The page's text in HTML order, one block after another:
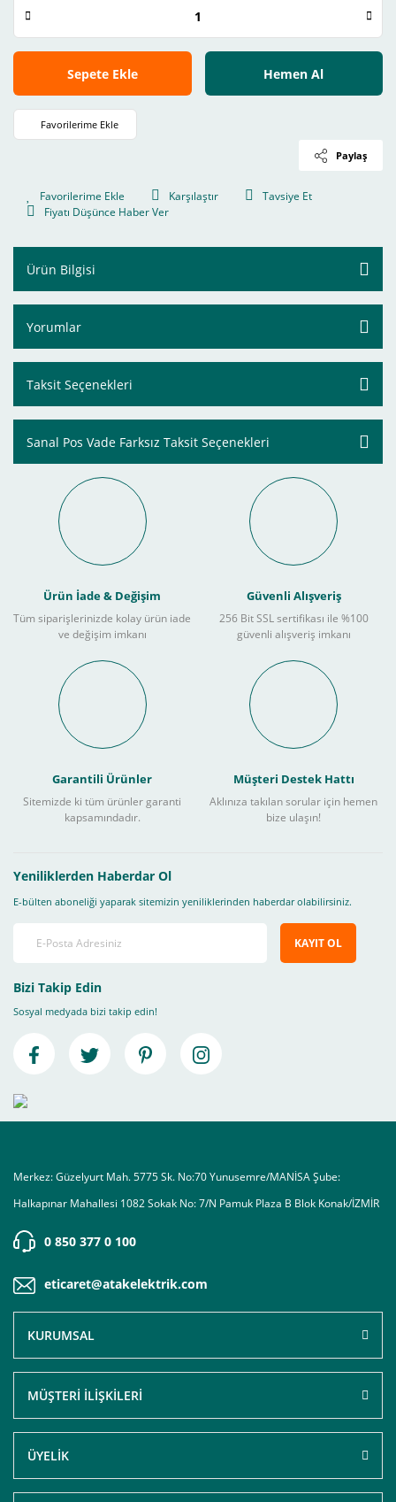
Sepete Ekle Hemen Al
Paylaş
Karşılaştır
Tavsiye Et
Fiyatı Düşünce Haber Ver
Ürün Bilgisi
Yorumlar
Taksit Seçenekleri
Sanal Pos Vade Farksız Taksit Seçenekleri
Ürün İade & Değişim
Tüm siparişlerinizde kolay ürün iade
ve değişim imkanı
Güvenli Alışveriş
256 Bit SSL sertifikası ile %100
güvenli alışveriş imkanı
Garantili Ürünler
Sitemizde ki tüm ürünler garanti
kapsamındadır.
Müşteri Destek Hattı
Aklınıza takılan sorular için hemen
bize ulaşın!
Yeniliklerden Haberdar Ol
E-bülten aboneliği yaparak sitemizin yeniliklerinden haberdar olabilirsiniz.
KAYIT OL
Bizi Takip Edin
Sosyal medyada bizi takip edin!
Merkez: Güzelyurt Mah. 5775 Sk. No:70 Yunusemre/MANİSA Şube:
Halkapınar Mahallesi 1082 Sokak No: 7/N Pamuk Plaza B Blok Konak/İZMİR
0 850 377 0 100
eticaret@atakelektrik.com
KURUMSAL
MÜŞTERİ İLİŞKİLERİ
ÜYELİK